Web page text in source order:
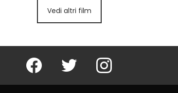
Vedi altri film
Facebook Twitter Instagram